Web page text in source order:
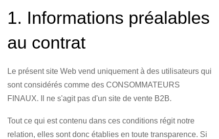
1. Informations préalables
au contrat
Le présent site Web vend uniquement à des utilisateurs qui
sont considérés comme des CONSOMMATEURS
FINAUX. Il ne s'agit pas d'un site de vente B2B.
Tout ce qui est contenu dans ces conditions régit notre
relation, elles sont donc établies en toute transparence. Si